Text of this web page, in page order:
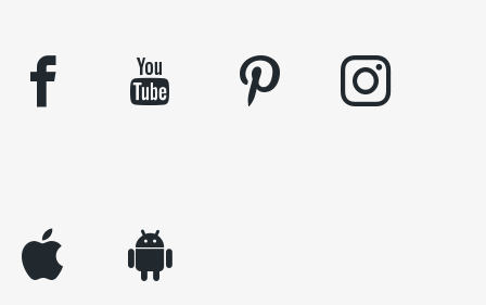
facebook youtube pinterest instagram
appleinc android